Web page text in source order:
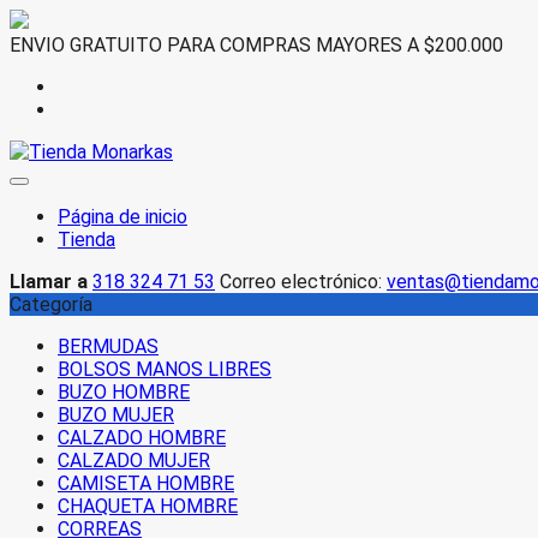
Saltar
contenido
ENVIO GRATUITO PARA COMPRAS MAYORES A $200.000
Página de inicio
Tienda
Llamar a 318 324 71 53 Correo electrónico:
Categoría
BERMUDAS
BOLSOS MANOS LIBRES
BUZO HOMBRE
BUZO MUJER
CALZADO HOMBRE
CALZADO MUJER
CAMISETA HOMBRE
CHAQUETA HOMBRE
CORREAS